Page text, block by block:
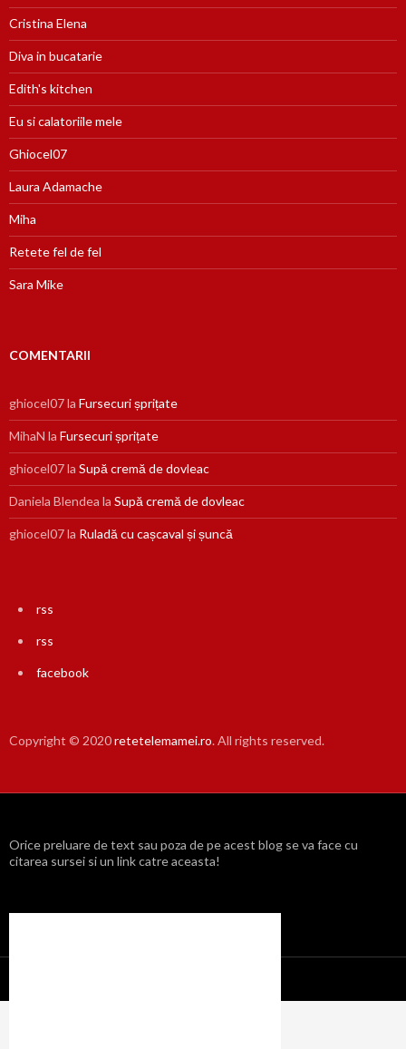
Cristina Elena
Diva in bucatarie
Edith's kitchen
Eu si calatoriile mele
Ghiocel07
Laura Adamache
Miha
Retete fel de fel
Sara Mike
COMENTARII
ghiocel07la Fursecuri șprițate
MihaN la Fursecuri șprițate
ghiocel07la Supă cremă de dovleac
Daniela Blendea la Supă cremă de dovleac
ghiocel07la Ruladă cu cașcaval și șuncă
rss
rss
facebook
Copyright © 2020retetelemamei.ro. All rights reserved.
Orice preluare de text sau poza de pe acest blog se va face cu
citarea sursei si un link catre aceasta!